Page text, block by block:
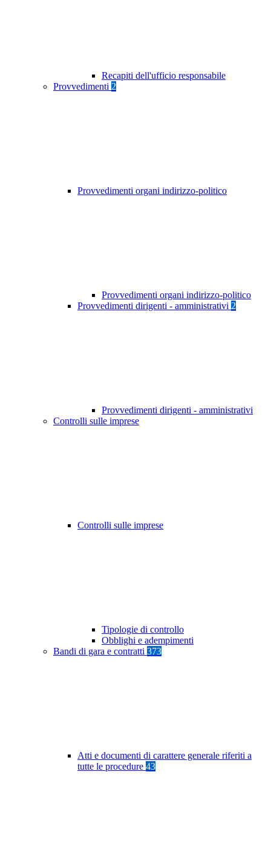
Recapiti dell'ufficio responsabile
Provvedimenti 2
Provvedimenti organi indirizzo-politico
Provvedimenti organi indirizzo-politico
Provvedimenti dirigenti - amministrativi 2
Provvedimenti dirigenti - amministrativi
Controlli sulle imprese
Controlli sulle imprese
Tipologie di controllo
Obblighi e adempimenti
Bandi di gara e contratti 373
Atti e documenti di carattere generale riferiti a
tutte le procedure 43